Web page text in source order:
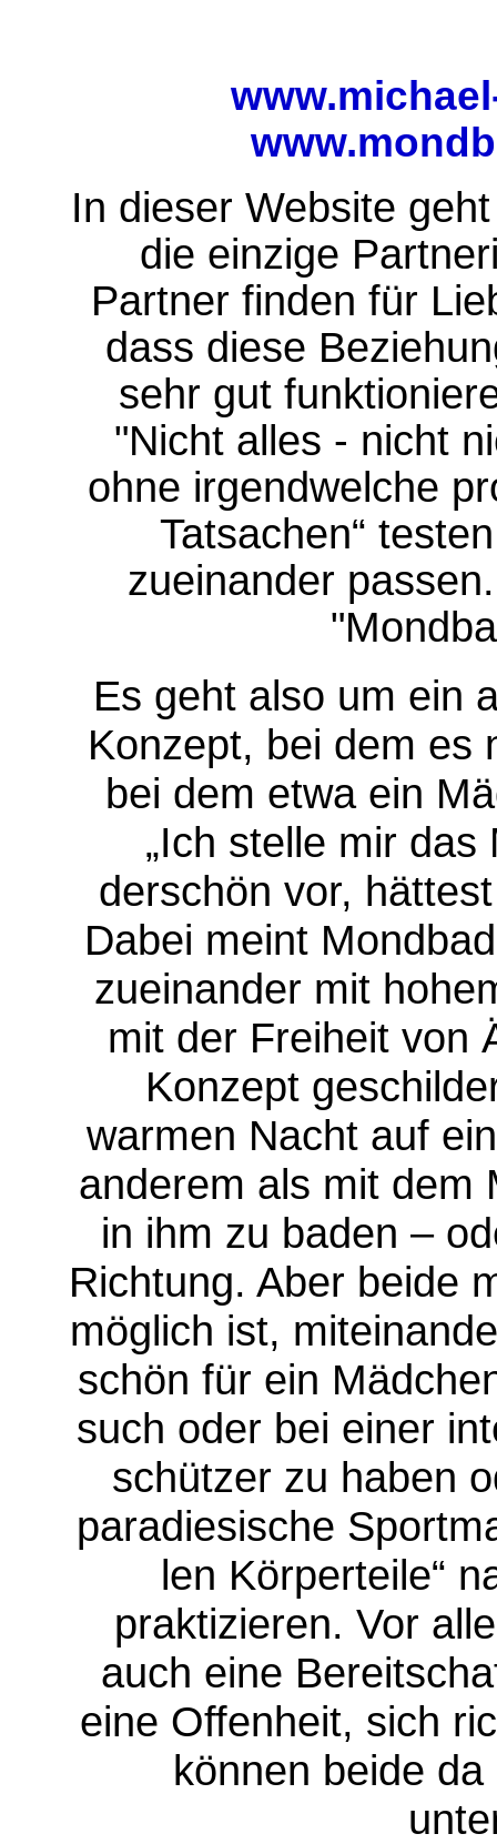
In dieser Website
die einzige
Partner finden für
dass diese
sehr gut
"Nicht alles - nicht
ohne irgendwelche
Tatsachen“
zueinander
Es geht also um ein
Konzept, bei dem es
bei dem etwa ein
„Ich stelle mir
derschön vor,
Dabei meint
zueinander mit
mit der Freiheit von
Konzept
warmen Nacht auf
anderem als mit dem
in ihm zu baden –
Richtung. Aber beide
möglich ist,
schön für ein
such oder bei ei­ner
schützer zu haben
para­diesische
len Körperteile“
praktizieren. Vor
auch eine
eine Offen­heit, sich
können beide